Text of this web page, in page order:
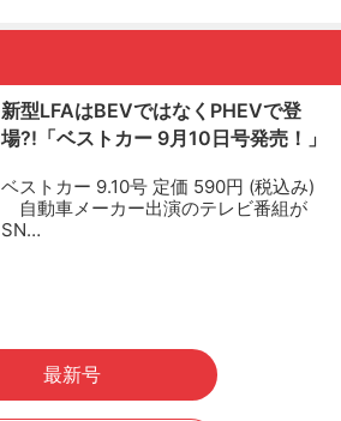
新型LFAはBEVではなくPHEVで登
場?!「ベストカー 9月10日号発売！」
ベストカー 9.10号 定価 590円 (税込み)
自動車メーカー出演のテレビ番組が
SN…
最新号